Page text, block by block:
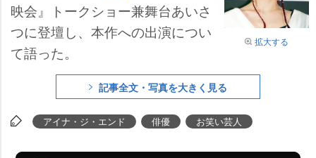
拡大する
映会』トークショー兼舞台あいさ
つに登壇し、本作への出演につい
て語った。
記事全文・写真を大きく見る
アイナ・ジ・エンド 俳優 お笑い芸人